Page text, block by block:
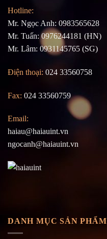
Hotline:
Mr. Ngọc Anh: 0983565628
Mr. Tuấn: 0976244181 (HN)
Mr. Lâm: 0931145765 (SG)
Điện thoại: 024 33560758
Fax: 024 33560759
Email:
haiau@haiauint.vn
ngocanh@haiauint.vn
DANH MỤC SẢN PHẨM